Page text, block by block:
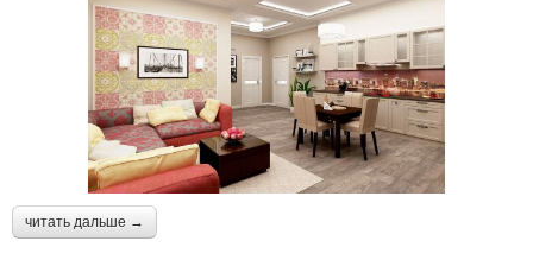
читать дальше →